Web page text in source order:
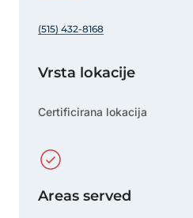
(515) 432-8168
Vrsta lokacije
Certificirana lokacija
Areas served